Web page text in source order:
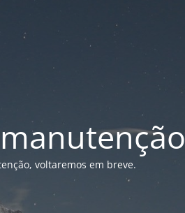
voltaremos em breve.